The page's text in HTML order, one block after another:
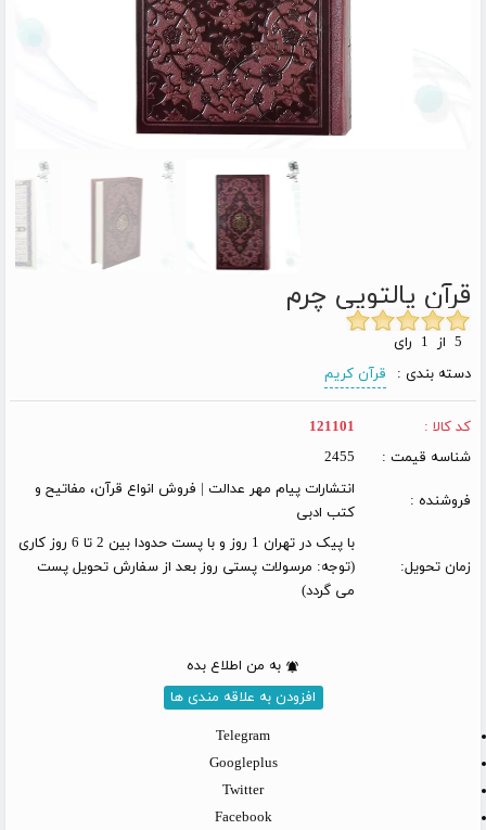
قرآن پالتویی چرم
دسته بندی :
قرآن کریم
کد کالا :
121101
شناسه قیمت :
2455
فروشنده :
انتشارات پیام مهر عدالت | فروش انواع قرآن، مفاتیح و
کتب ادبی
زمان تحویل:
با پیک در تهران 1 روز و با پست حدودا بین 2 تا 6 روز کاری
(توجه: مرسولات پستی روز بعد از سفارش تحویل پست
می گردد)
به من اطلاع بده
افزودن به علاقه مندی ها
Telegram
Googleplus
Twitter
Facebook